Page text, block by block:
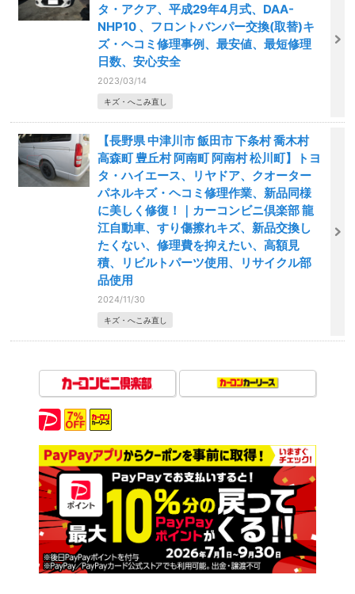
タ・アクア、平成29年4月式、DAA-
NHP10 、フロントバンパー交換(取替)キ
ズ・ヘコミ修理事例、最安値、最短修理
日数、安心安全
2023/03/14
キズ・へこみ直し
【長野県 中津川市 飯田市 下条村 喬木村
高森町 豊丘村 阿南町 阿南村 松川町】トヨ
タ・ハイエース、リヤドア、クオーター
パネルキズ・ヘコミ修理作業、新品同様
に美しく修復！｜カーコンビニ倶楽部 龍
江自動車、すり傷擦れキズ、新品交換し
たくない、修理費を抑えたい、高額見
積、リビルトパーツ使用、リサイクル部
品使用
2024/11/30
キズ・へこみ直し